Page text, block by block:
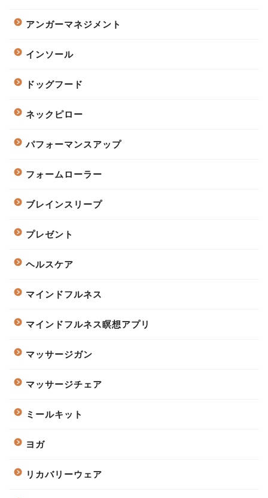
アンガーマネジメント
インソール
ドッグフード
ネックピロー
パフォーマンスアップ
フォームローラー
ブレインスリープ
プレゼント
ヘルスケア
マインドフルネス
マインドフルネス瞑想アプリ
マッサージガン
マッサージチェア
ミールキット
ヨガ
リカバリーウェア